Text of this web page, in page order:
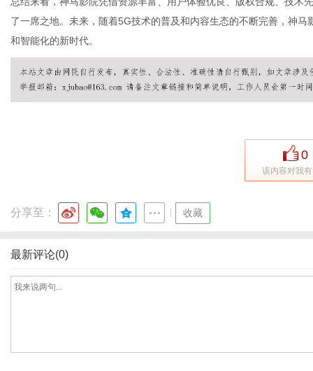
了一席之地。未来，随着5G技术的普及和内容生态的不断完善，神
和智能化的新时代。
0
该内容对我
分享至： 收藏
最新评论(0)